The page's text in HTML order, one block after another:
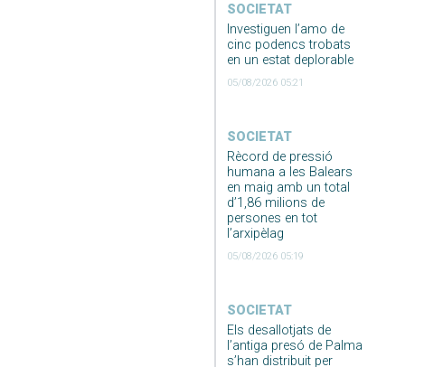
SOCIETAT
Investiguen l’amo de
cinc podencs trobats
en un estat deplorable
05/08/2026 05:21
SOCIETAT
Rècord de pressió
humana a les Balears
en maig amb un total
d’1,86 milions de
persones en tot
l’arxipèlag
05/08/2026 05:19
SOCIETAT
Els desallotjats de
l’antiga presó de Palma
s’han distribuit per